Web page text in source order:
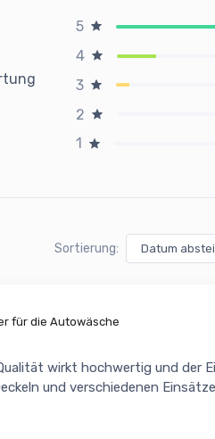
5
4
3
2
1
Sortierung:
für die Autowäsche
wirkt hochwertig und der
und verschiedenen